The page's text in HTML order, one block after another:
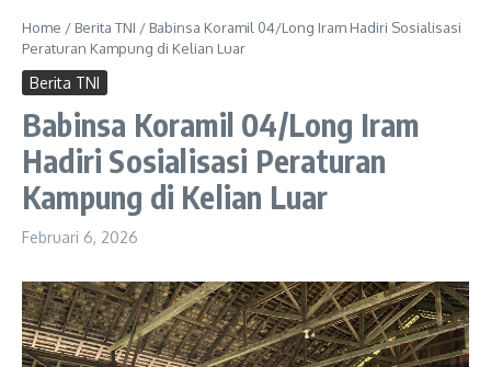
Home / Berita TNI / Babinsa Koramil 04/Long Iram Hadiri Sosialisasi
Peraturan Kampung di Kelian Luar
Berita TNI
Babinsa Koramil 04/Long Iram
Hadiri Sosialisasi Peraturan
Kampung di Kelian Luar
Februari 6, 2026